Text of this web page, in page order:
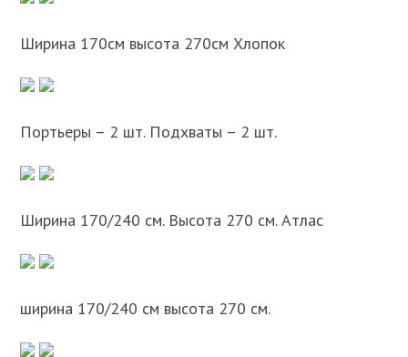
Ширина 170см высота 270см Хлопок
Портьеры – 2 шт. Подхваты – 2 шт.
Ширина 170/240 см. Высота 270 см. Атлас
ширина 170/240 см высота 270 см.